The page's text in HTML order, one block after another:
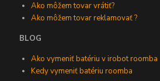
Ako môžem tovar vrátiť?
Ako môžem tovar reklamovať ?
BLOG
Ako vymeniť batériu v irobot roomba
Kedy vymeniť batériu roomba